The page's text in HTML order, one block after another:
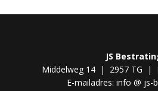
JS
Middelweg 14 | 2957 TG |
E-mailadres: info @ js-